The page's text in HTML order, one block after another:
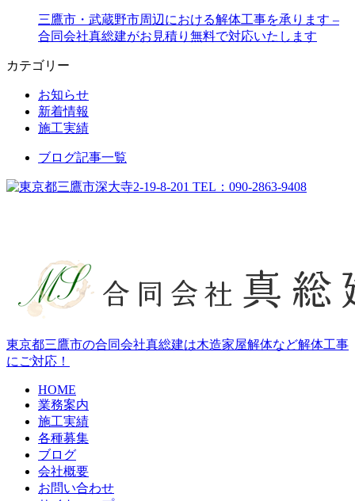
三鷹市・武蔵野市周辺における解体工事を承ります –
合同会社真総建がお見積り無料で対応いたします
カテゴリー
お知らせ
新着情報
施工実績
ブログ記事一覧
東京都三鷹市の合同会社真総建は木造家屋解体など解体工事
にご対応！
HOME
業務案内
施工実績
各種募集
ブログ
会社概要
お問い合わせ